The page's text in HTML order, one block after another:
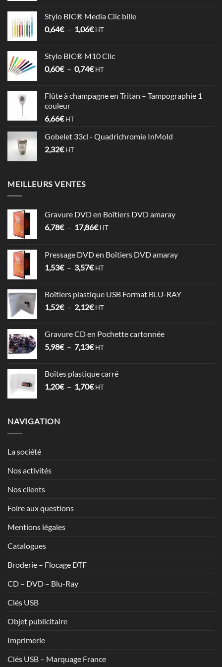
3,58€
à
Stylo BIC® Media Clic bille
0,64€ – 1,06€Plage
0,64€
à
HT
Stylo BIC® M10 Clic
0,60€ – 0,74€Plage
0,60€
HT
Flûte à champagne en Tritan – Tampographie 1
couleur
6,66€ HT
Gobelet 33cl - Quadrichromie InMold
2,32€ HT
MEILLEURS VENTES
Gravure DVD en Boîtiers DVD amaray
6,78€ – 17,86€Plage
6,78€
à
HT
Pressage DVD en Boîtiers DVD amaray
1,53€ – 3,57€Plage
1,53€
à
HT
Boîtiers plastique USB Format BLU-RAY
1,52€ – 2,12€Plage
1,52€
à
HT
Gravure CD en Pochette cartonnée
5,98€ – 7,13€Plage
5,98€
à
HT
Boîtes plastique carré
1,20€ – 1,70€Plage
HT
NAVIGATION
La société
Nos activités
Nos clients
Foire aux questions
Mentions légales
Catalogues
Broderie – Flocage DTF
CD – DVD – Blu-Ray
Clés USB
Objet publicitaire
Imprimerie
Clés USB – Marquage France